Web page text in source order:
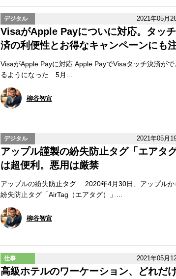
デジタル 2021年05月
VisaがApple Payについに対応。タッ
済の利便性とお得なキャンペーンにも
VisaがApple Payに対応 Apple PayでVisaタッチ決済がで
るようになった 5月...
柳谷智宣
デジタル 2021年05月
アップル謹製の紛失防止タグ「エアタグ
は超便利。悪用は厳禁
アップルの紛失防止タグ 2020年4月30日、アップルか
紛失防止タグ「AirTag（エアタグ）」...
柳谷智宣
仕事 2021年05月
高級ホテルのワーケーション、どれだ